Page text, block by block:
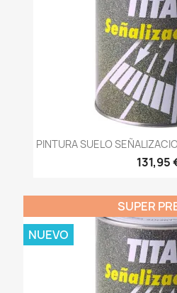
PINTURA SUELO
131,95
SUPER
NUEVO